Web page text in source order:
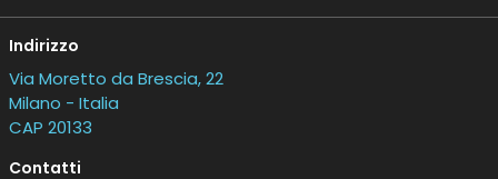
Indirizzo
Via Moretto da Brescia, 22
Milano - Italia
CAP 20133
Contatti